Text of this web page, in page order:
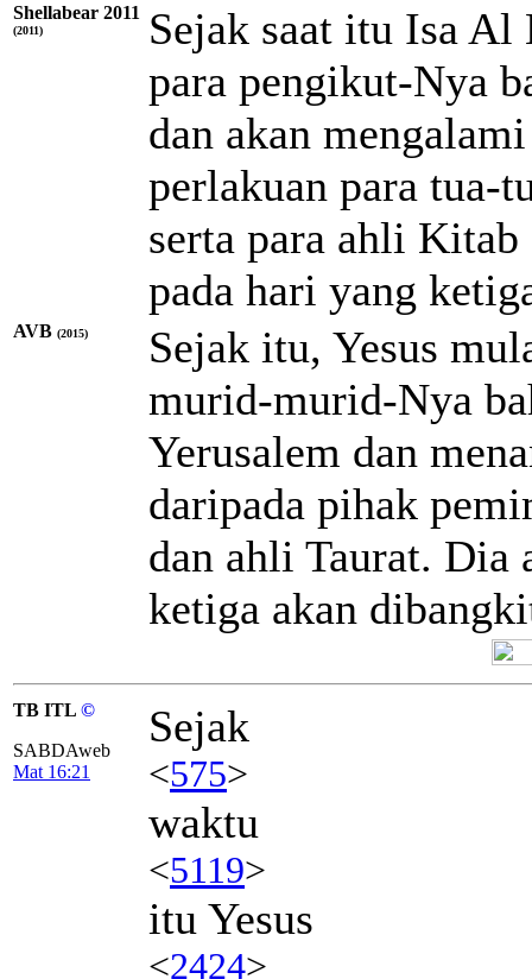
Shellabear 2011
(2011)
Sejak saat itu Isa Al
para pengikut-Nya
dan akan
perlakuan para tua-
serta para ahli
pada hari yang
AVB (2015)
Sejak itu, Yesus
murid-murid-Nya
Yerusalem dan
daripada pihak
dan ahli Taurat. Dia
ketiga akan
TB ITL ©
SABDAweb
Mat 16:21
Sejak
<575>
waktu
<5119>
itu Yesus
<2424>